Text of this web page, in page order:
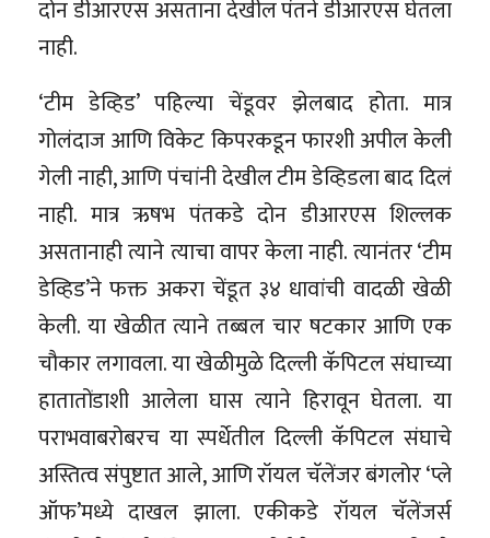
दोन डीआरएस असताना देखील पंतने डीआरएस घेतला
नाही.
‘टीम डेव्हिड’ पहिल्या चेंडूवर झेलबाद होता. मात्र
गोलंदाज आणि विकेट किपरकडून फारशी अपील केली
गेली नाही, आणि पंचांनी देखील टीम डेव्हिडला बाद दिलं
नाही. मात्र ऋषभ पंतकडे दोन डीआरएस शिल्लक
असतानाही त्याने त्याचा वापर केला नाही. त्यानंतर ‘टीम
डेव्हिड’ने फक्त अकरा चेंडूत ३४ धावांची वादळी खेळी
केली. या खेळीत त्याने तब्बल चार षटकार आणि एक
चौकार लगावला. या खेळीमुळे दिल्ली कॅपिटल संघाच्या
हातातोंडाशी आलेला घास त्याने हिरावून घेतला. या
पराभवाबरोबरच या स्पर्धेतील दिल्ली कॅपिटल संघाचे
अस्तित्व संपुष्टात आले, आणि रॉयल चॅलेंजर बंगलोर ‘प्ले
ऑफ’मध्ये दाखल झाला. एकीकडे रॉयल चॅलेंजर्स